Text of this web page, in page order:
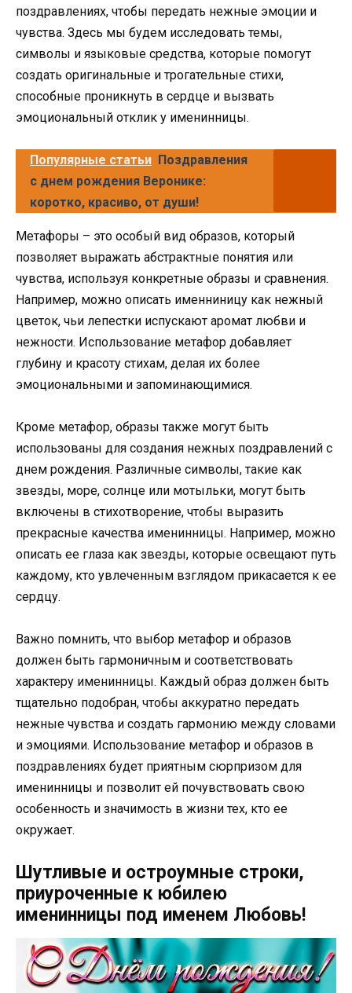
поздравлениях, чтобы передать нежные эмоции и
чувства. Здесь мы будем исследовать темы,
символы и языковые средства, которые помогут
создать оригинальные и трогательные стихи,
способные проникнуть в сердце и вызвать
эмоциональный отклик у именинницы.
Популярные статьи Поздравления
с днем рождения Веронике:
коротко, красиво, от души!
Метафоры – это особый вид образов, который
позволяет выражать абстрактные понятия или
чувства, используя конкретные образы и сравнения.
Например, можно описать именниницу как нежный
цветок, чьи лепестки испускают аромат любви и
нежности. Использование метафор добавляет
глубину и красоту стихам, делая их более
эмоциональными и запоминающимися.
Кроме метафор, образы также могут быть
использованы для создания нежных поздравлений с
днем рождения. Различные символы, такие как
звезды, море, солнце или мотыльки, могут быть
включены в стихотворение, чтобы выразить
прекрасные качества именинницы. Например, можно
описать ее глаза как звезды, которые освещают путь
каждому, кто увлеченным взглядом прикасается к ее
сердцу.
Важно помнить, что выбор метафор и образов
должен быть гармоничным и соответствовать
характеру именинницы. Каждый образ должен быть
тщательно подобран, чтобы аккуратно передать
нежные чувства и создать гармонию между словами
и эмоциями. Использование метафор и образов в
поздравлениях будет приятным сюрпризом для
именинницы и позволит ей почувствовать свою
особенность и значимость в жизни тех, кто ее
окружает.
Шутливые и остроумные строки,
приуроченные к юбилею
именинницы под именем Любовь!